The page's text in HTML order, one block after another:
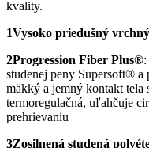
kvality.
1Vysoko priedušný
2Progression Fiber Plus®
studenej peny Supersoft®
mäkký a jemný kontakt tela
termoregulačná, uľahčuje
prehrievaniu
3Zosilnená studená